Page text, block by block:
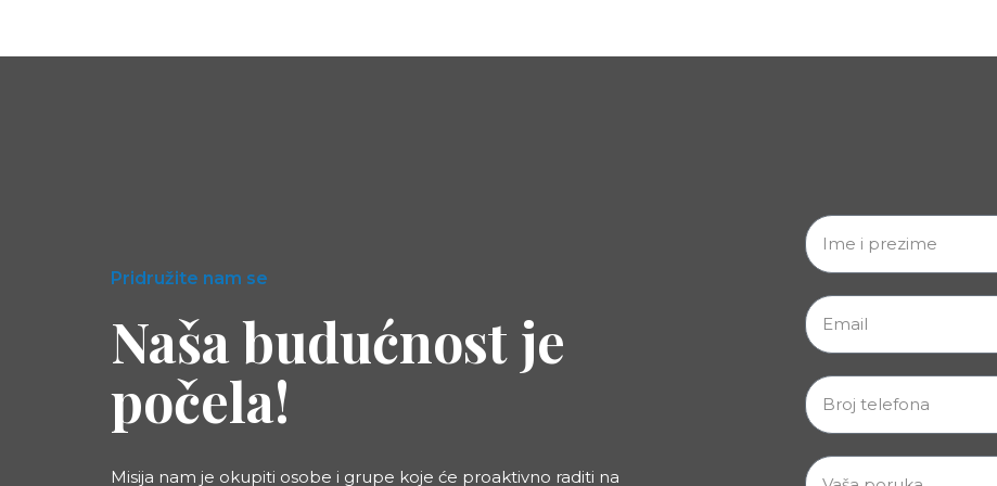
Pridružite nam se
Naša budućnost je
počela!
Misija nam je okupiti osobe i grupe koje će proaktivno raditi na